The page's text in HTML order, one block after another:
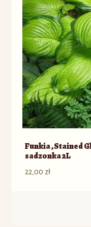
Funkia ‚Stained
sadzonka 2L
22,00 zł